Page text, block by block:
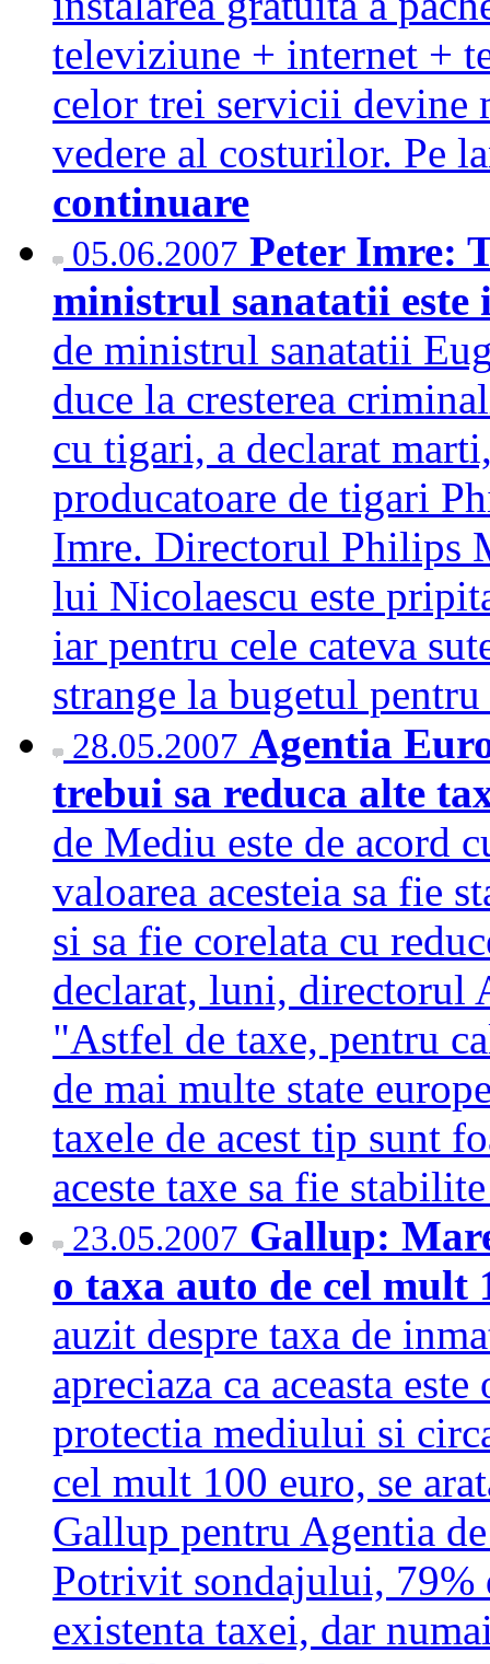
televiziune + internet +
celor trei servicii devine
vedere al costurilor. Pe
continuare
05.06.2007 Peter Imre:
ministrul sanatatii este
de ministrul sanatatii
duce la cresterea
cu tigari, a declarat
producatoare de tigari
Imre. Directorul Philips
lui Nicolaescu este
iar pentru cele cateva
strange la bugetul
28.05.2007 Agentia
trebui sa reduca alte
de Mediu este de acord
valoarea acesteia sa fie
si sa fie corelata cu
declarat, luni, directorul
"Astfel de taxe, pentru
de mai multe state
taxele de acest tip sunt
aceste taxe sa fie
23.05.2007 Gallup:
o taxa auto de cel mult
auzit despre taxa de
apreciaza ca aceasta
protectia mediului si
cel mult 100 euro, se
Gallup pentru Agentia
Potrivit sondajului, 79%
existenta taxei, dar